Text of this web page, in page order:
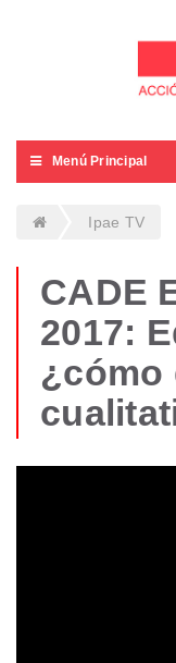
Menú Principal
Ipae TV
CADE
2017:
¿cómo